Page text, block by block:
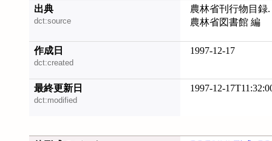
出典
dct:source
農林省刊行物目録
農林省図書館 編
作成日
dct:created
1997-12-17
最終更新日
dct:modified
1997-12-